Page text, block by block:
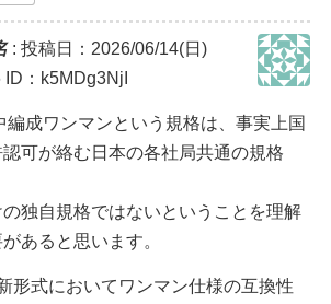
: 投稿日：2026/06/14(日)
ID：k5MDg3NjI
編成ワンマンという規格は、事実上国
可が絡む日本の各社局共通の規格
独自規格ではないということを理解
あると思います。
形式においてワンマン仕様の互換性